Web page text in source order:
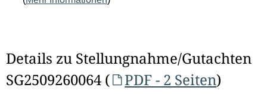
Details zu Stellungnahme/Gutachten
SG2509260064 (
PDF - 2 Seiten)